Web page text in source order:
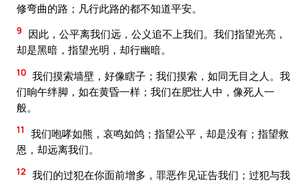
修弯曲的路；凡行此路的都不知道平安。
9
因此，公平离我们远，公义追不上我们。我们指望光亮，
却是黑暗，指望光明，却行幽暗。
10 我们摸索墙壁，好像瞎子；我们摸索，如同无目之人。我
们晌午绊脚，如在黄昏一样；我们在肥壮人中，像死人一
般。
11
我们咆哮如熊，哀鸣如鸽；指望公平，却是没有；指望救
恩，却远离我们。
12 我们的过犯在你面前增多，罪恶作见证告我们；过犯与我